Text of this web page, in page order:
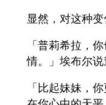
显然，对这种变
「普莉希拉，
情。」埃布尔说
「比起妹妹，